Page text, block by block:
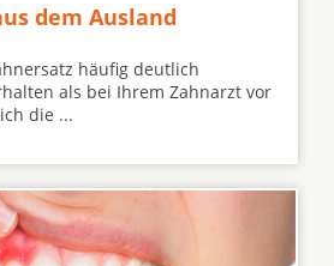
dem Ausland
häufig deutlich
als bei Ihrem Zahnarzt vor
die ...